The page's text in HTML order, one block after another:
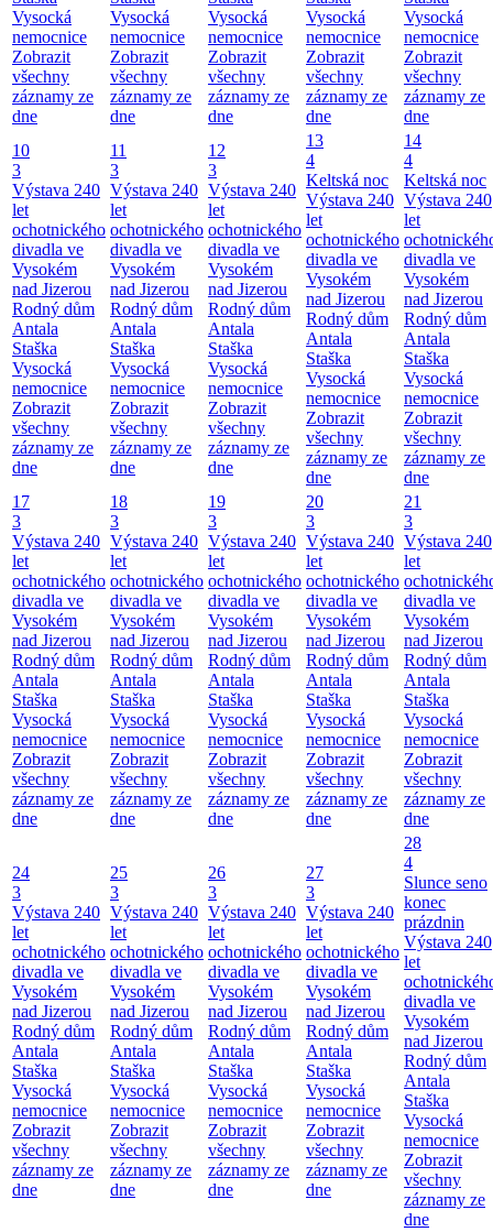
Vysocká
nemocnice
Zobrazit
všechny
záznamy ze
dne
Vysocká
nemocnice
Zobrazit
všechny
záznamy ze
dne
Vysocká
nemocnice
Zobrazit
všechny
záznamy ze
dne
Vysocká
nemocnice
Zobrazit
všechny
záznamy ze
dne
Vysocká
nemocnice
Zobrazit
všechny
záznamy ze
dne
10
3
Výstava 240
let
ochotnického
divadla ve
Vysokém
nad Jizerou
Rodný dům
Antala
Staška
Vysocká
nemocnice
Zobrazit
všechny
záznamy ze
dne
11
3
Výstava 240
let
ochotnického
divadla ve
Vysokém
nad Jizerou
Rodný dům
Antala
Staška
Vysocká
nemocnice
Zobrazit
všechny
záznamy ze
dne
12
3
Výstava 240
let
ochotnického
divadla ve
Vysokém
nad Jizerou
Rodný dům
Antala
Staška
Vysocká
nemocnice
Zobrazit
všechny
záznamy ze
dne
13
4
Keltská noc
Výstava 240
let
ochotnického
divadla ve
Vysokém
nad Jizerou
Rodný dům
Antala
Staška
Vysocká
nemocnice
Zobrazit
všechny
záznamy ze
dne
14
4
Keltská noc
Výstava 240
let
divadla ve
Vysokém
nad Jizerou
Rodný dům
Antala
Staška
Vysocká
nemocnice
Zobrazit
všechny
záznamy ze
dne
17
3
Výstava 240
let
ochotnického
divadla ve
Vysokém
nad Jizerou
Rodný dům
Antala
Staška
Vysocká
nemocnice
Zobrazit
všechny
záznamy ze
dne
18
3
Výstava 240
let
ochotnického
divadla ve
Vysokém
nad Jizerou
Rodný dům
Antala
Staška
Vysocká
nemocnice
Zobrazit
všechny
záznamy ze
dne
19
3
Výstava 240
let
ochotnického
divadla ve
Vysokém
nad Jizerou
Rodný dům
Antala
Staška
Vysocká
nemocnice
Zobrazit
všechny
záznamy ze
dne
20
3
Výstava 240
let
ochotnického
divadla ve
Vysokém
nad Jizerou
Rodný dům
Antala
Staška
Vysocká
nemocnice
Zobrazit
všechny
záznamy ze
dne
21
3
Výstava 240
let
divadla ve
Vysokém
nad Jizerou
Rodný dům
Antala
Staška
Vysocká
nemocnice
Zobrazit
všechny
záznamy ze
dne
24
3
Výstava 240
let
ochotnického
divadla ve
Vysokém
nad Jizerou
Rodný dům
Antala
Staška
Vysocká
nemocnice
Zobrazit
všechny
záznamy ze
dne
25
3
Výstava 240
let
ochotnického
divadla ve
Vysokém
nad Jizerou
Rodný dům
Antala
Staška
Vysocká
nemocnice
Zobrazit
všechny
záznamy ze
dne
26
3
Výstava 240
let
ochotnického
divadla ve
Vysokém
nad Jizerou
Rodný dům
Antala
Staška
Vysocká
nemocnice
Zobrazit
všechny
záznamy ze
dne
27
3
Výstava 240
let
ochotnického
divadla ve
Vysokém
nad Jizerou
Rodný dům
Antala
Staška
Vysocká
nemocnice
Zobrazit
všechny
záznamy ze
dne
28
4
Slunce seno
konec
prázdnin
Výstava 240
let
divadla ve
Vysokém
nad Jizerou
Rodný dům
Antala
Staška
Vysocká
nemocnice
Zobrazit
všechny
záznamy ze
dne